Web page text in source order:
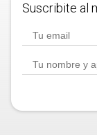
Suscribite al